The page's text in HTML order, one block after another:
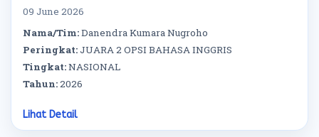
09 June 2026
Nama/Tim:Danendra Kumara Nugroho
Peringkat:JUARA 2 OPSI BAHASA INGGRIS
Tingkat:NASIONAL
Tahun:2026
Lihat Detail